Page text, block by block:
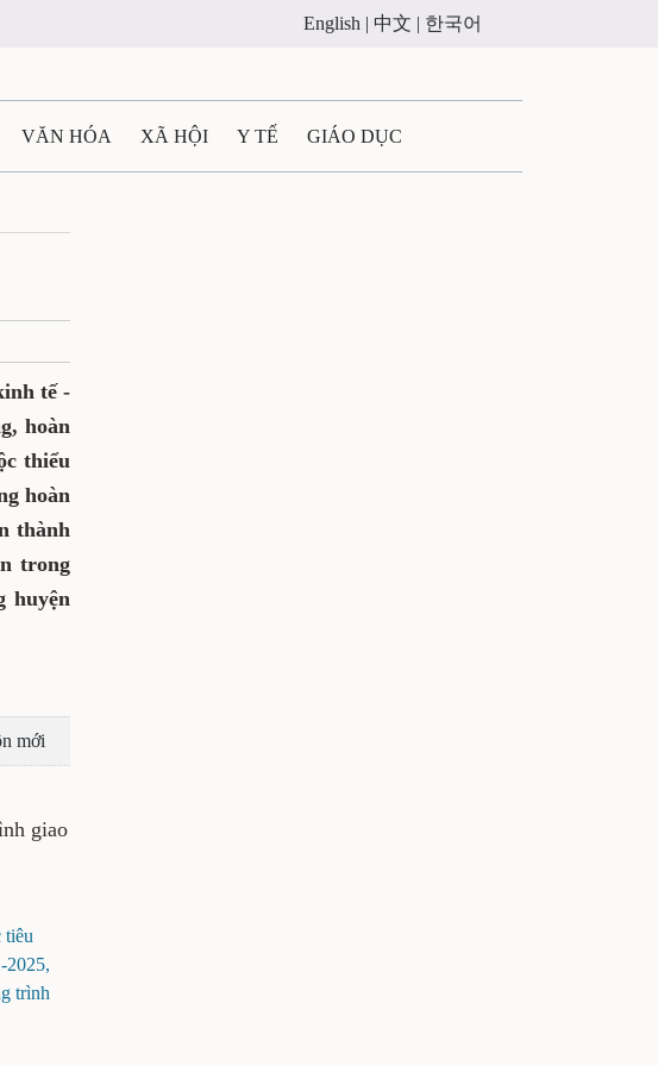
English | 中文 | 한국어
VĂN HÓA XÃ HỘI Y TẾ GIÁO DỤC
tế -
hoàn
thiểu
hoàn
thành
trong
huyện
mới
giao
tiêu
2025,
trình